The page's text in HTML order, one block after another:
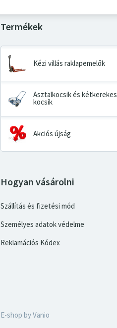
Kézi villás raklapemelők
Asztalkocsik és kétkerekes
kocsik
Akciós újság
Hogyan vásárolni
Szállítás és fizetési mód
Személyes adatok védelme
Reklamációs Kódex
E-shop byVanio